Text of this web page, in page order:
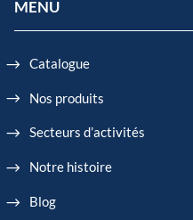
MENU
Catalogue
Nos produits
Secteurs d’activités
Notre histoire
Blog